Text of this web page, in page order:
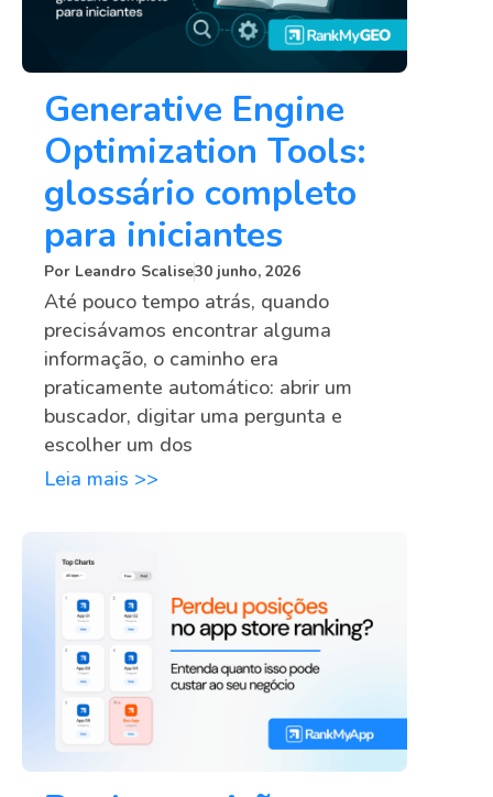
Generative Engine
Optimization Tools:
glossário completo
para iniciantes
Por Leandro Scalise30 junho, 2026
Até pouco tempo atrás, quando
precisávamos encontrar alguma
informação, o caminho era
praticamente automático: abrir um
buscador, digitar uma pergunta e
escolher um dos
Leia mais >>